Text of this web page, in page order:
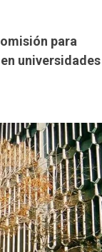
para
universidades